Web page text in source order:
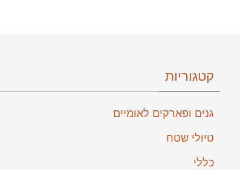
קטגוריות
גנים ופארקים לאומיים
טיולי שטח
כללי